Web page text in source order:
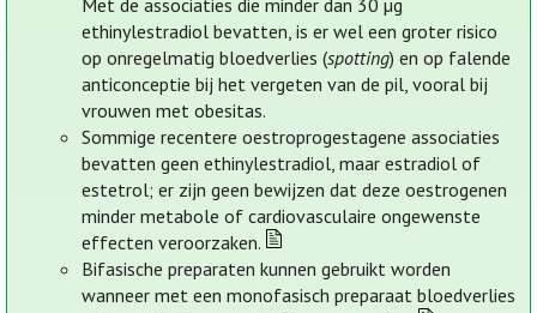
Met de associaties die minder dan 30 µg
ethinylestradiol bevatten, is er wel een groter risico
op onregelmatig bloedverlies (spotting) en op falende
anticonceptie bij het vergeten van de pil, vooral bij
vrouwen met obesitas.
Sommige recentere oestroprogestagene associaties
bevatten geen ethinylestradiol, maar estradiol of
estetrol; er zijn geen bewijzen dat deze oestrogenen
minder metabole of cardiovasculaire ongewenste
effecten veroorzaken.
Bifasische preparaten kunnen gebruikt worden
wanneer met een monofasisch preparaat bloedverlies